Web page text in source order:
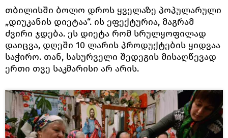
თბილისში ბოლო დროს ყველაზე პოპულარული
„დიუკანის დიეტაა“. ის ეფექტურია, მაგრამ
ძვირი ჯდება. ეს დიეტა რომ სრულყოფილად
დაიცვა, დღეში 10 ლარის პროდუქტების ყიდვაა
საჭირო. თან, სასურველი შედეგის მისაღწევად
ერთი თვე საკმარისი არ არის.